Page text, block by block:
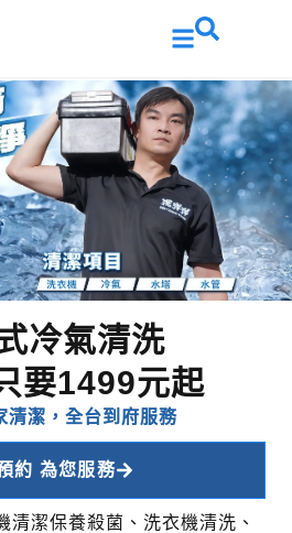
冷氣清洗
要1499元起
清潔，全台到府服務
約 為您服務
清潔保養殺菌、洗衣機清洗、